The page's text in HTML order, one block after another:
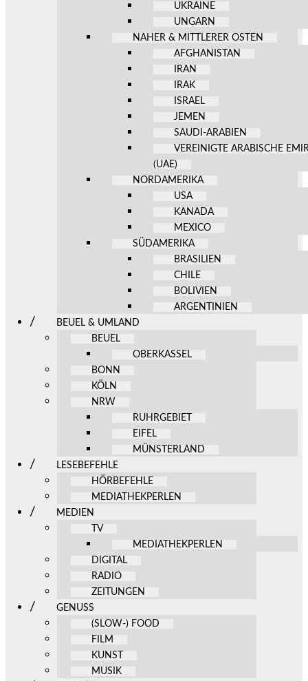
UKRAINE
UNGARN
NAHER & MITTLERER OSTEN
AFGHANISTAN
IRAN
IRAK
ISRAEL
JEMEN
SAUDI-ARABIEN
VEREINIGTE ARABISCHE
(UAE)
NORDAMERIKA
USA
KANADA
MEXICO
SÜDAMERIKA
BRASILIEN
CHILE
BOLIVIEN
ARGENTINIEN
BEUEL & UMLAND
BEUEL
OBERKASSEL
BONN
KÖLN
NRW
RUHRGEBIET
EIFEL
MÜNSTERLAND
LESEBEFEHLE
HÖRBEFEHLE
MEDIATHEKPERLEN
MEDIEN
TV
MEDIATHEKPERLEN
DIGITAL
RADIO
ZEITUNGEN
GENUSS
(SLOW-) FOOD
FILM
KUNST
MUSIK